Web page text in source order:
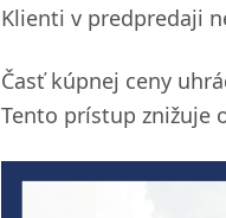
Klienti v predpredaji
Časť kúpnej ceny
Tento prístup znižuje